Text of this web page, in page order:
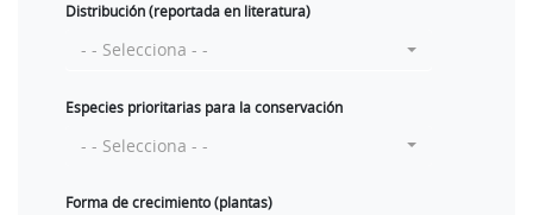
Distribución (reportada en literatura)
- - Selecciona - -
Especies prioritarias para la conservación
- - Selecciona - -
Forma de crecimiento (plantas)